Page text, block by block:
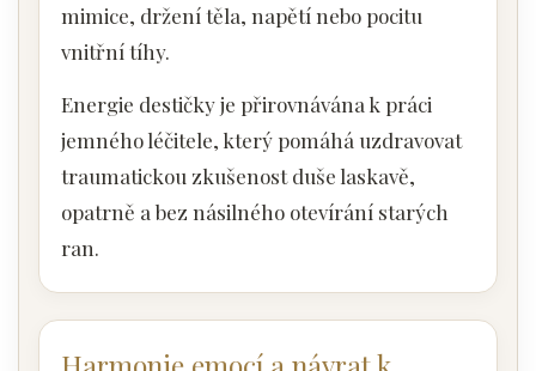
mimice, držení těla, napětí nebo pocitu
vnitřní tíhy.
Energie destičky je přirovnávána k práci
jemného léčitele, který pomáhá uzdravovat
traumatickou zkušenost duše laskavě,
opatrně a bez násilného otevírání starých
ran.